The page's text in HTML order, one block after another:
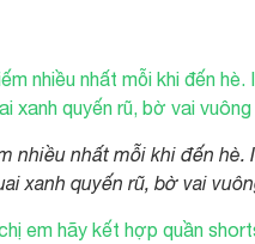
nhiều nhất mỗi khi đến hè.
xanh quyến rũ, bờ vai